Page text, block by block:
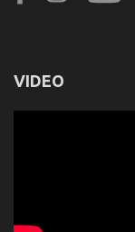
VIDEO